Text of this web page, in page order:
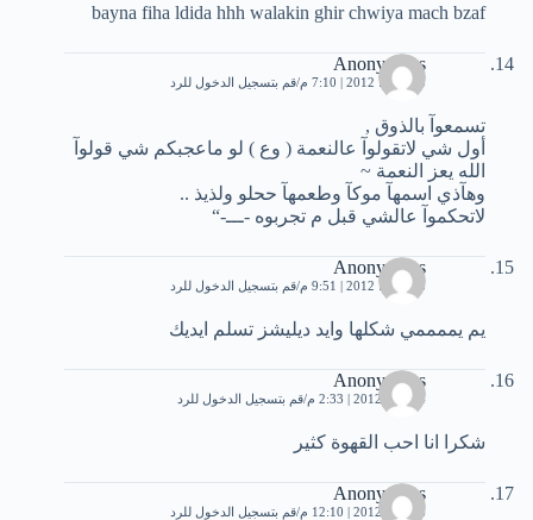
bayna fiha ldida hhh walakin ghir chwiya mach bzaf
Anonymous
25 يونيو، 2012 | 7:10 م قم بتسجيل الدخول للرد
تسمعوآ بالذوق ,
أول شي لاتقولوآ عالنعمة ( وع ) لو ماعجبكم شي قولوآ
الله يعز النعمة ~
وهآذي اسمهآ موكآ وطعمهآ ححلو ولذيذ ..
لاتحكموآ عالشي قبل م تجربوه -ـــ-“
Anonymous
25 يونيو، 2012 | 9:51 م قم بتسجيل الدخول للرد
يم يممممي شكلها وايد ديليشز تسلم ايديك
Anonymous
4 يوليو، 2012 | 2:33 م قم بتسجيل الدخول للرد
شكرا انا احب القهوة كثير
Anonymous
6 يوليو، 2012 | 12:10 م قم بتسجيل الدخول للرد